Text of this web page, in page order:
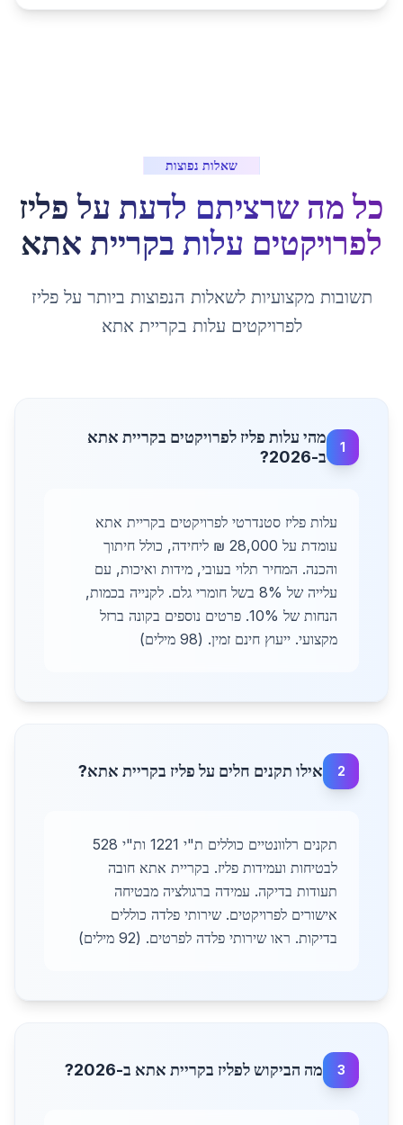
שאלות נפוצות
כל מה שרציתם לדעת על פליז
לפרויקטים עלות בקריית אתא
תשובות מקצועיות לשאלות הנפוצות ביותר עלפליז
לפרויקטים עלות בקריית אתא
1
מהי עלות פליז לפרויקטים בקריית אתא
ב-2026?
עלות פליז סטנדרטי לפרויקטים בקריית אתא
עומדת על 28,000 ₪ ליחידה, כולל חיתוך
והכנה. המחיר תלוי בעובי, מידות ואיכות, עם
עלייה של 8% בשל חומרי גלם. לקנייה בכמות,
הנחות של 10%. פרטים נוספים בקונה ברזל
מקצועי. ייעוץ חינם זמין. (98 מילים)
2 אילו תקנים חלים על פליז בקריית אתא?
תקנים רלוונטיים כוללים ת"י 1221 ות"י 528
לבטיחות ועמידות פליז. בקריית אתא חובה
תעודות בדיקה. עמידה ברגולציה מבטיחה
אישורים לפרויקטים. שירותי פלדה כוללים
בדיקות. ראו שירותי פלדה לפרטים. (92 מילים)
3 מה הביקוש לפליז בקריית אתא ב-2026?